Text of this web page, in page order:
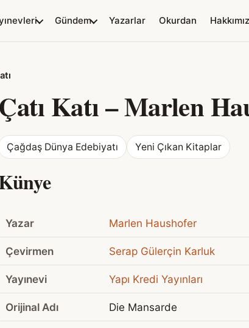
Gündem Yazarlar Okurdan
Çatı Katı–Marlen
Çağdaş Dünya Edebiyatı Yeni Çıkan Kitaplar
Yazar Marlen Haushofer
Çevirmen Serap Gülerçin Karluk
Yayınevi Yapı Kredi Yayınları
Orijinal Adı Die Mansarde